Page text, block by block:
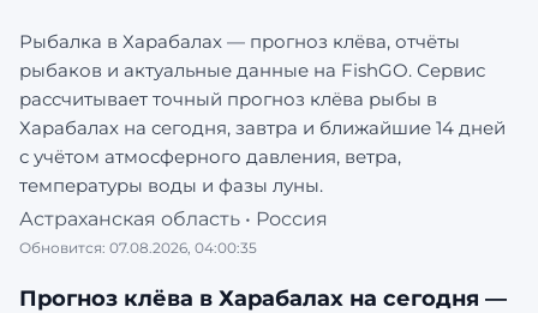
Рыбалка в Харабалах — прогноз клёва, отчёты
рыбаков и актуальные данные на FishGO. Сервис
рассчитывает точный прогноз клёва рыбы в
Харабалах на сегодня, завтра и ближайшие 14 дней
с учётом атмосферного давления, ветра,
температуры воды и фазы луны.
Астраханская область • Россия
Обновится: 07.08.2026, 04:00:35
Прогноз клёва в Харабалах на сегодня —